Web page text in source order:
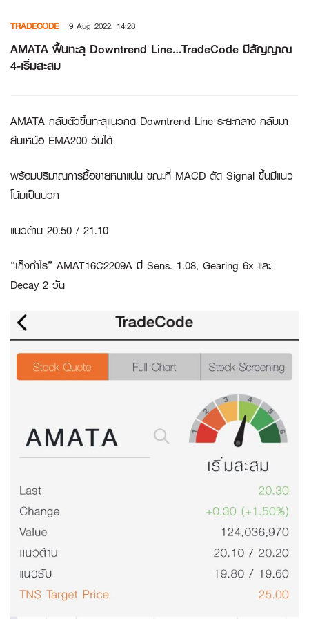
content
TRADECODE 9 Aug 2022, 14:28
AMATA ฟื้นทะลุ Downtrend Line…TradeCode มีสัญญาณ
4-เริ่มสะสม
AMATA กลับตัวขึ้นทะลุแนวกด Downtrend Line ระยะกลาง กลับมา
ยืนเหนือ EMA200 วันได้
พร้อมปริมาณการซื้อขายหนาแน่น ขณะที่ MACD ตัด Signal ขึ้นมีแนว
โน้มเป็นบวก
แนวต้าน 20.50 / 21.10
“เก็งกำไร” AMAT16C2209A มี Sens. 1.08, Gearing 6x และ
Decay 2 วัน